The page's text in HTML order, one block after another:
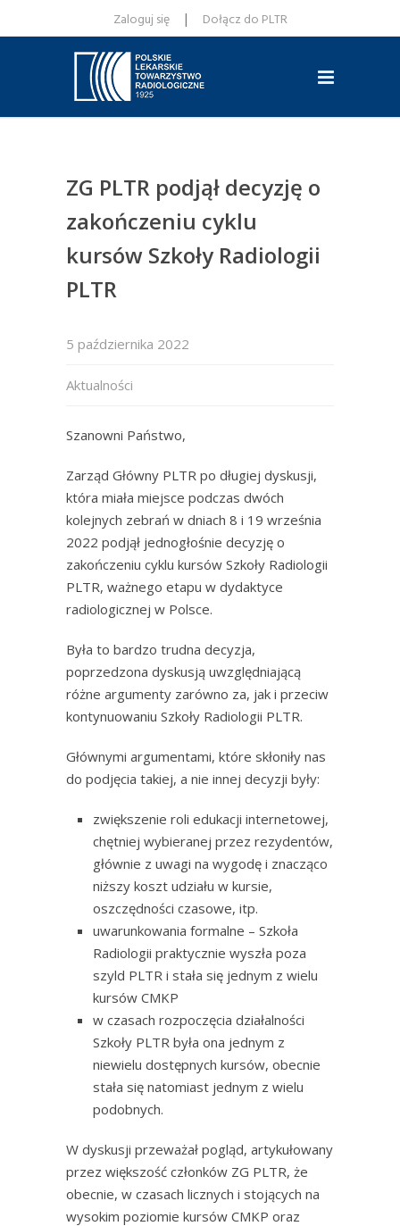
Zaloguj się | Dołącz do PLTR
ZG PLTR podjął decyzję o
zakończeniu cyklu
kursów Szkoły Radiologii
PLTR
5 października 2022
Aktualności
Szanowni Państwo,
Zarząd Główny PLTR po długiej dyskusji,
która miała miejsce podczas dwóch
kolejnych zebrań w dniach 8 i 19 września
2022 podjął jednogłośnie decyzję o
zakończeniu cyklu kursów Szkoły Radiologii
PLTR, ważnego etapu w dydaktyce
radiologicznej w Polsce.
Była to bardzo trudna decyzja,
poprzedzona dyskusją uwzględniającą
różne argumenty zarówno za, jak i przeciw
kontynuowaniu Szkoły Radiologii PLTR.
Głównymi argumentami, które skłoniły nas
do podjęcia takiej, a nie innej decyzji były:
zwiększenie roli edukacji internetowej,
chętniej wybieranej przez rezydentów,
głównie z uwagi na wygodę i znacząco
niższy koszt udziału w kursie,
oszczędności czasowe, itp.
uwarunkowania formalne – Szkoła
Radiologii praktycznie wyszła poza
szyld PLTR i stała się jednym z wielu
kursów CMKP
w czasach rozpoczęcia działalności
Szkoły PLTR była ona jednym z
niewielu dostępnych kursów, obecnie
stała się natomiast jednym z wielu
podobnych.
W dyskusji przeważał pogląd, artykułowany
przez większość członków ZG PLTR, że
obecnie, w czasach licznych i stojących na
wysokim poziomie kursów CMKP oraz